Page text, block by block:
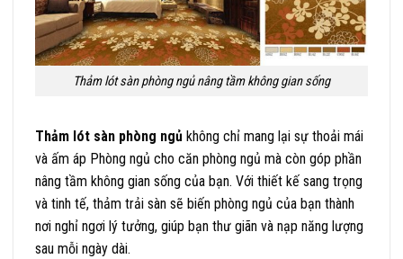
Thảm lót sàn phòng ngủ nâng tầm không gian sống
Thảm lót sàn phòng ngủ không chỉ mang lại sự thoải mái
và ấm áp Phòng ngủ cho căn phòng ngủ mà còn góp phần
nâng tầm không gian sống của bạn. Với thiết kế sang trọng
và tinh tế, thảm trải sàn sẽ biến phòng ngủ của bạn thành
nơi nghỉ ngơi lý tưởng, giúp bạn thư giãn và nạp năng lượng
sau mỗi ngày dài.